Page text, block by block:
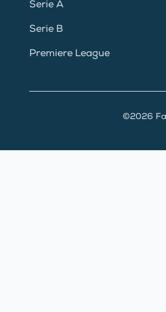
Serie A
Serie B
Premiere League
©2026